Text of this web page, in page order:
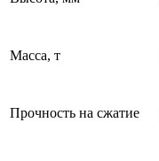
Масса, т
Прочность на сжатие